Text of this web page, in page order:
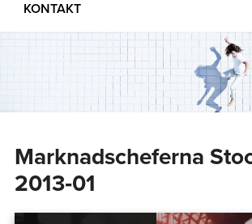
KONTAKT
Marknadscheferna
2013‑01